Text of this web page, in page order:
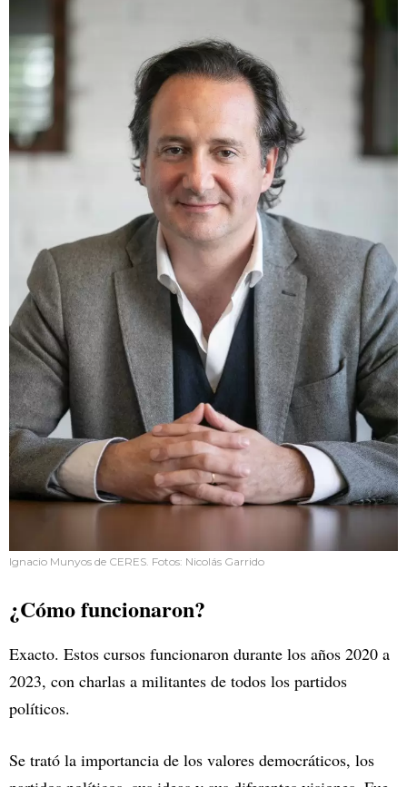
Ignacio Munyos de CERES. Fotos: Nicolás Garrido
¿Cómo funcionaron?
Exacto. Estos cursos funcionaron durante los años 2020 a
2023, con charlas a militantes de todos los partidos
políticos.
Se trató la importancia de los valores democráticos, los